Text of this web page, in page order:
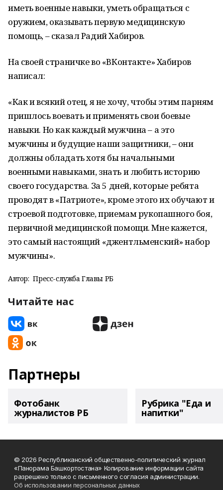
иметь военные навыки, уметь обращаться с
оружием, оказывать первую медицинскую
помощь, – сказал Радий Хабиров.
На своей страничке во «ВКонтакте» Хабиров
написал:
«Как и всякий отец, я не хочу, чтобы этим парням
пришлось воевать и применять свои боевые
навыки. Но как каждый мужчина – а это
мужчины и будущие наши защитники, – они
должны обладать хотя бы начальными
военными навыками, знать и любить историю
своего государства. За 5 дней, которые ребята
проводят в «Патриоте», кроме этого их обучают и
строевой подготовке, приемам рукопашного боя,
первичной медицинской помощи. Мне кажется,
это самый настоящий «джентльменский» набор
мужчины».
Автор: Пресс-служба Главы РБ
Читайте нас
Партнеры
Фотобанк
журналистов РБ
Рубрика "Еда и
напитки"
© 2026 Республиканский общественно-политический журнал
«Панорама Башкортостана» Копирование информации сайта
разрешено только с письменного согласия администрации.
Об использовании персональных данных